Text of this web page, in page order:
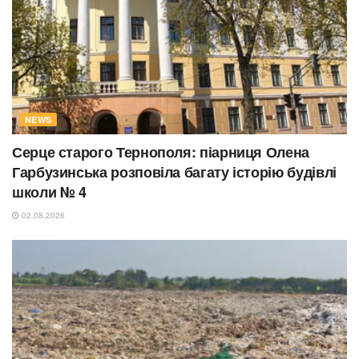
NEWS
Серце старого Тернополя: піарниця Олена
Гарбузинська розповіла багату історію будівлі
школи № 4
02.08.2026